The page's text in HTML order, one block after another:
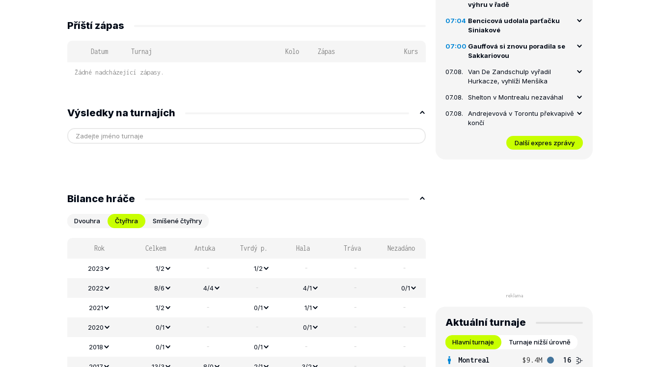
Příští zápas
Datum Turnaj Kolo Zápas Kurs
Žádné nadcházející zápasy.
Výsledky na turnajích
Bilance hráče
Dvouhra Čtyřhra Smíšené čtyřhry
Rok Celkem Antuka Tvrdý p. Hala Tráva Nezadáno
2023 1/2 - 1/2 - - -
2022 8/6 4/4 - 4/1 - 0/1
2021 1/2 - 0/1 1/1 - -
2020 0/1 - - 0/1 - -
2018 0/1 - 0/1 - - -
výhru v řadě
07:04 Bencicová udolala parťačku
Siniakové
07:00 Gauffová si znovu poradila se
Sakkariovou
07.08.
Van De Zandschulp vyřadil
Hurkacze, vyhlíží Menšíka
07.08. Shelton v Montrealu nezaváhal
07.08.
Andrejevová v Torontu překvapivě
končí
Další expres zprávy
Aktuální turnaje
Hlavní turnaje Turnaje nižší úrovně
Montreal $9.4M
16